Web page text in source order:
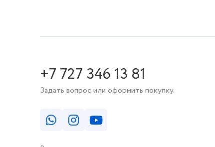
+7 727 346 13 81
Задать вопрос или оформить покупку.